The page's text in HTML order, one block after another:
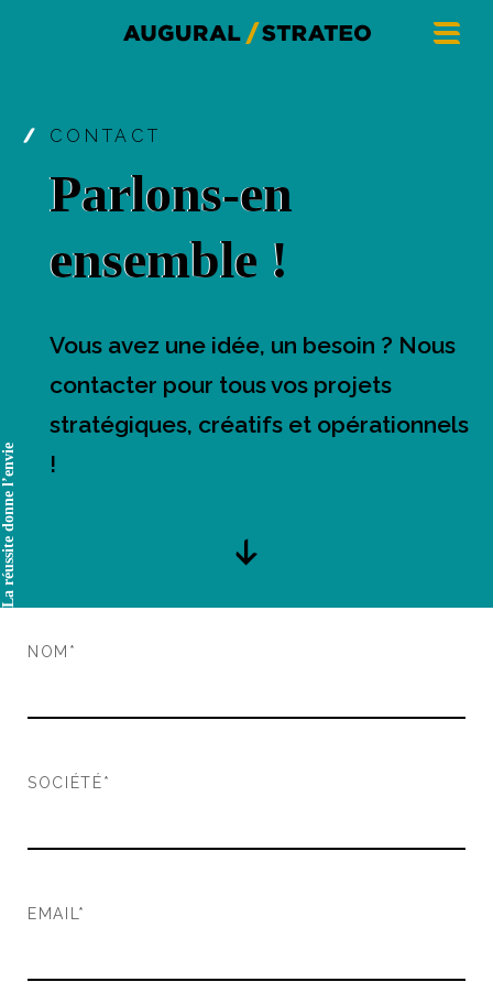
La réussite donne l’envie
CONTACT
Parlons-en
ensemble !
Vous avez une idée, un besoin ? Nous
contacter pour tous vos projets
stratégiques, créatifs et opérationnels
!
NOM*
SOCIÉTÉ*
EMAIL*